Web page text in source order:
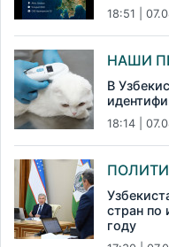
18:51 |
НАШИ
В
18:14 |
стран по
году